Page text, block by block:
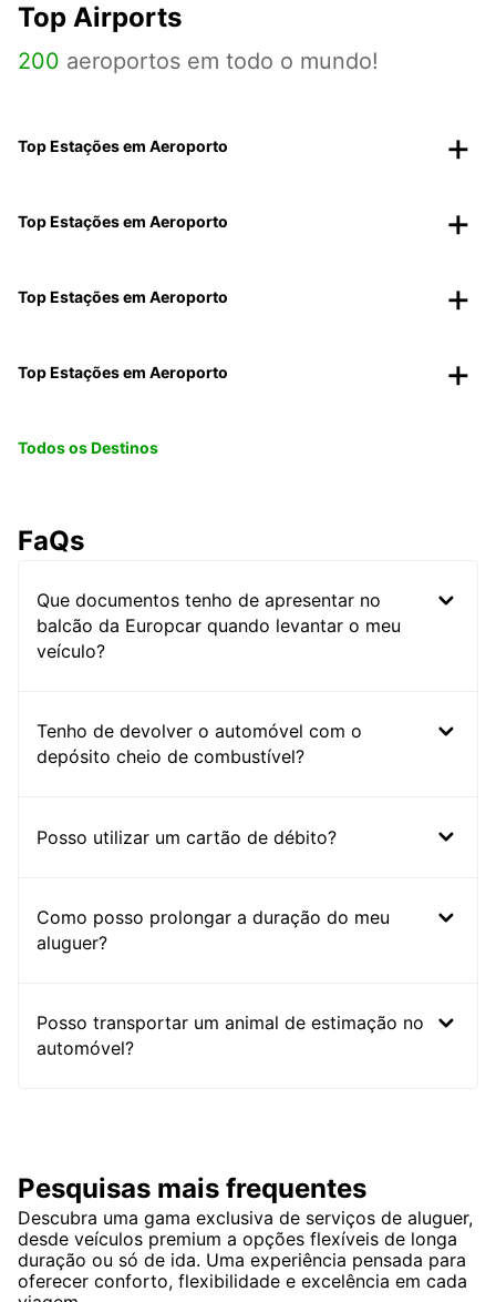
Top Airports
200 aeroportos em todo o mundo!
Top Estações em Aeroporto
Top Estações em Aeroporto
Top Estações em Aeroporto
Top Estações em Aeroporto
Todos os Destinos
FaQs
Que documentos tenho de apresentar no
balcão da Europcar quando levantar o meu
veículo?
Tenho de devolver o automóvel com o
depósito cheio de combustível?
Posso utilizar um cartão de débito?
Como posso prolongar a duração do meu
aluguer?
Posso transportar um animal de estimação no
automóvel?
Pesquisas mais frequentes
Descubra uma gama exclusiva de serviços de aluguer,
desde veículos premium a opções flexíveis de longa
duração ou só de ida. Uma experiência pensada para
oferecer conforto, flexibilidade e excelência em cada